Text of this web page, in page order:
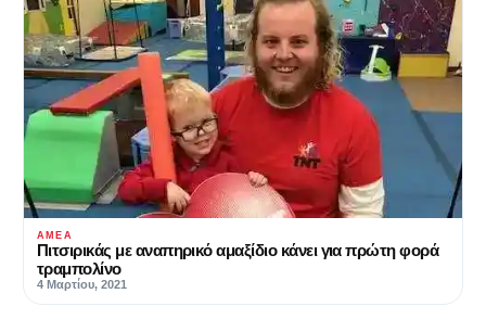
ΑΜΕΑ
Πιτσιρικάς με αναπηρικό αμαξίδιο κάνει για πρώτη φορά
τραμπολίνο
4 Μαρτίου, 2021